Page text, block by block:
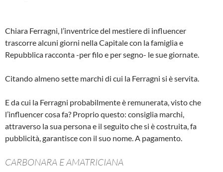
Chiara Ferragni, l’inventrice del mestiere di influencer
trascorre alcuni giorni nella Capitale con la famiglia e
Repubblica racconta -per filo e per segno- le sue giornate.
Citando almeno sette marchi di cui la Ferragni si è servita.
E da cui la Ferragni probabilmente è remunerata, visto che
l’influencer cosa fa? Proprio questo: consiglia marchi,
attraverso la sua persona e il seguito che si è costruita, fa
pubblicità, garantisce con il suo nome. A pagamento.
CARBONARA E AMATRICIANA